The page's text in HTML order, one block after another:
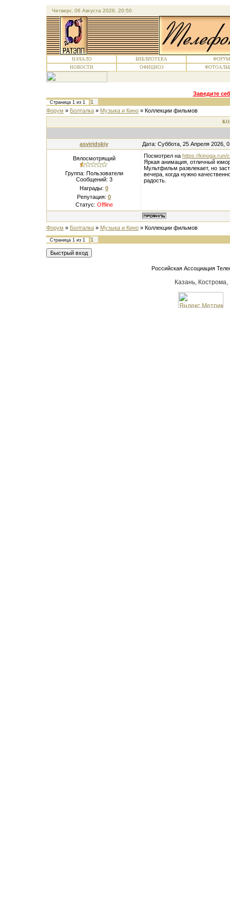
Четверг, 06 Августа 2026, 20:50
НАЧАЛО БИБЛИОТЕКА
ФОРУМ
НОВОСТИ
ОФИЦИОЗ
Заведите
Страница 1 из 1
1
Форум » Болталка » Музыка и Кино » Коллекции фильмов
asviridskiy Дата: Суббота, 25 Апреля 2026,
Вялосмотрящий
Группа: Пользователи
Сообщений: 3
Награды: 0
Репутация: 0
Статус: Offline
Посмотрел на https://kinoga.run/
Яркая анимация, отличный
Мультфильм развлекает, но
вечера, когда нужно
радость.
Форум » Болталка » Музыка и Кино » Коллекции фильмов
Страница 1 из 1 1
Российская Ассоциация
Казань,